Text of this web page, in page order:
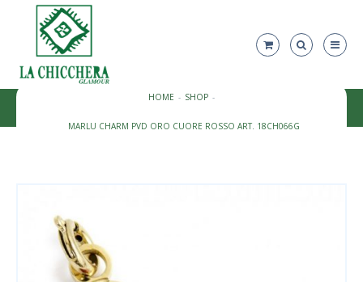
HOME SHOP
MARLU CHARM PVD ORO CUORE ROSSO ART. 18CH066G